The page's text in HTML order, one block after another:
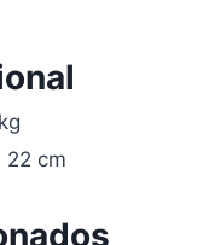
22 cm